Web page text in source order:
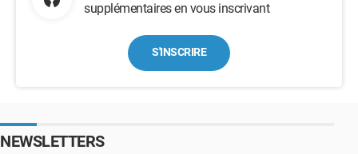
supplémentaires en vous inscrivant
S'INSCRIRE
NEWSLETTERS